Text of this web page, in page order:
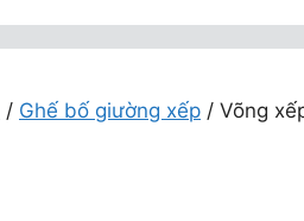
/ Ghế bố giường xếp / Võng